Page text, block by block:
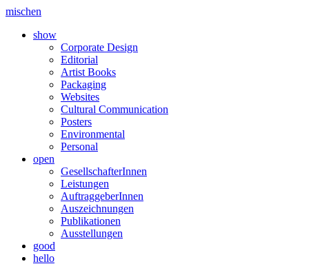
mischen
show
Corporate Design
Editorial
Artist Books
Packaging
Websites
Cultural Communication
Posters
Environmental
Personal
open
GesellschafterInnen
Leistungen
AuftraggeberInnen
Auszeichnungen
Publikationen
Ausstellungen
good
hello